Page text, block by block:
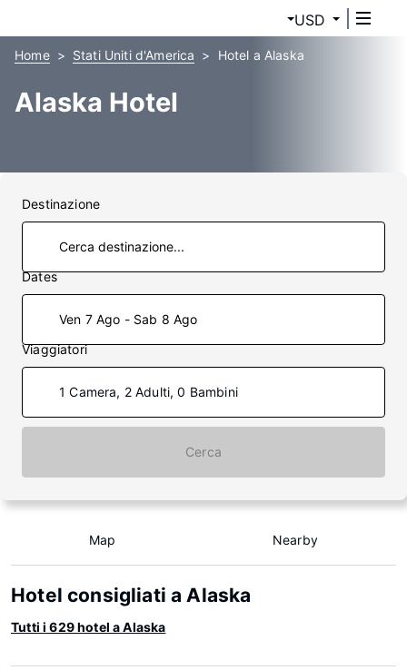
USD
Home Stati Uniti d'America Hotel a Alaska
Alaska Hotel
Destinazione
Dates
Ven 7 Ago - Sab 8 Ago
Viaggiatori
1 Camera, 2 Adulti, 0 Bambini
Cerca
Map Nearby
Hotel consigliati a Alaska
Tutti i 629 hotel a Alaska